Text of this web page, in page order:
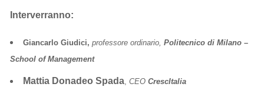
Interverranno:
Giancarlo Giudici,professore ordinario,Politecnico di Milano –
School of Management
Mattia Donadeo Spada ,CEOCrescItalia